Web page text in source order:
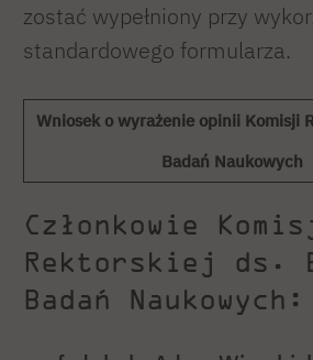
zostać wypełniony przy
standardowego formularza.
Wniosek o wyrażenie opinii Komisji
Badań Naukowych
Członkowie
Rektorskiej ds.
Badań Naukowych: